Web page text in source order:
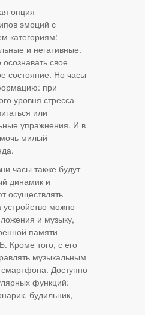
опция –
эмоций с
категориям:
и негативные.
свое
состояние. Но часы
при
уровня стресса
или
упражнения. И в
милый
часы также будут
динамик и
осуществлять
можно
и музыку,
памяти
Кроме того, с его
музыкальным
Доступно
функций:
будильник,